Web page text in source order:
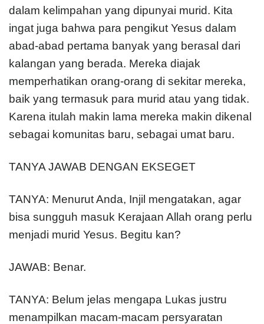
dalam kelimpahan yang dipunyai murid. Kita
ingat juga bahwa para pengikut Yesus dalam
abad-abad pertama banyak yang berasal dari
kalangan yang berada. Mereka diajak
memperhatikan orang-orang di sekitar mereka,
baik yang termasuk para murid atau yang tidak.
Karena itulah makin lama mereka makin dikenal
sebagai komunitas baru, sebagai umat baru.
TANYA JAWAB DENGAN EKSEGET
TANYA: Menurut Anda, Injil mengatakan, agar
bisa sungguh masuk Kerajaan Allah orang perlu
menjadi murid Yesus. Begitu kan?
JAWAB: Benar.
TANYA: Belum jelas mengapa Lukas justru
menampilkan macam-macam persyaratan